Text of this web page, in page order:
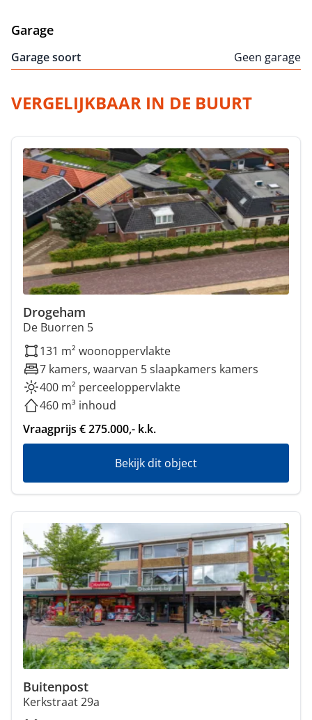
Garage
Garage soort Geen garage
VERGELIJKBAAR IN DE BUURT
Drogeham
De Buorren 5
131 m² woonoppervlakte
7 kamers, waarvan 5 slaapkamers kamers
400 m² perceeloppervlakte
460 m³ inhoud
Vraagprijs € 275.000,- k.k.
Bekijk dit object
Buitenpost
Kerkstraat 29a